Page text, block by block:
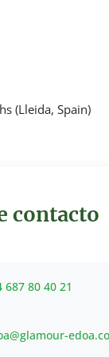
(Lleida, Spain)
contacto
687 80 40 21